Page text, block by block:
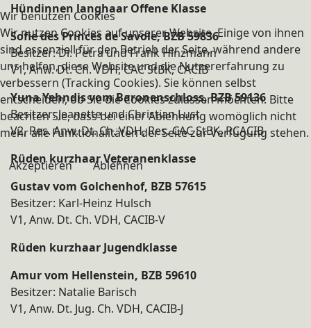
Hündinnen langhaar Offene Klasse
Sofie des Princes de Savoie, BZB 59836
Besitzer: Dr. Petra und Frank Hinzmann
V1, Anw. Dt. Ch. VDH, CAC StBK, CACIB
Yuna Yehndis vom Baronenschloss, BZB 59136
Besitzer: Jeanette und Christian Lust
V2, Res. Anw. Dt. Ch. VDH, Res. CAC StBK, RCACIB
Rüden kurzhaar Veteranenklasse
Gustav vom Golchenhof, BZB 57615
Besitzer: Karl-Heinz Hulsch
V1, Anw. Dt. Ch. VDH, CACIB-V
Rüden kurzhaar Jugendklasse
Amur vom Hellenstein, BZB 59610
Besitzer: Natalie Barisch
V1, Anw. Dt. Jug. Ch. VDH, CACIB-J
Wir benutzen Cookies
Wir nutzen Cookies auf unserer Website. Einige von ihnen
sind essenziell für den Betrieb der Seite, während andere
uns helfen, diese Website und die Nutzererfahrung zu
verbessern (Tracking Cookies). Sie können selbst
entscheiden, ob Sie die Cookies zulassen möchten. Bitte
beachten Sie, dass bei einer Ablehnung womöglich nicht
mehr alle Funktionalitäten der Seite zur Verfügung stehen.
Akzeptieren Ablehnen